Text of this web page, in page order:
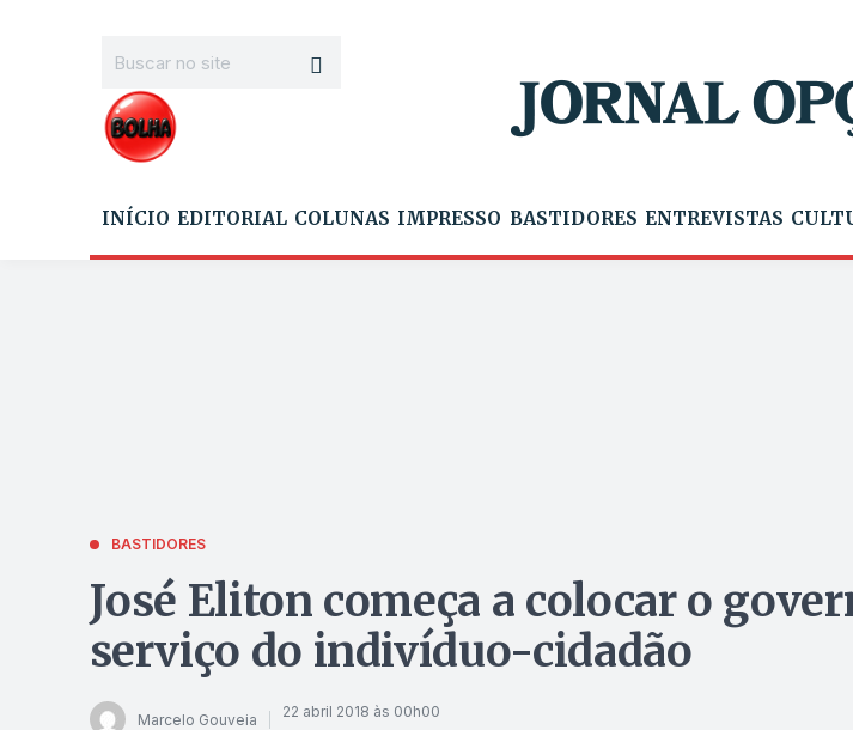
INÍCIO EDITORIAL COLUNAS IMPRESSO BASTIDORES ENTREVISTAS
BASTIDORES
José Eliton começa a colocar o
serviço do indivíduo-cidadão
Marcelo Gouveia 22 abril 2018 às 00h00